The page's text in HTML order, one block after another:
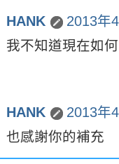
HANK
2013年
我不知道現在如
HANK
2013年
也感謝你的補充